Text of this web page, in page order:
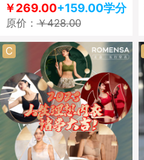
￥269.00+159.00学分
原价：￥428.00
C